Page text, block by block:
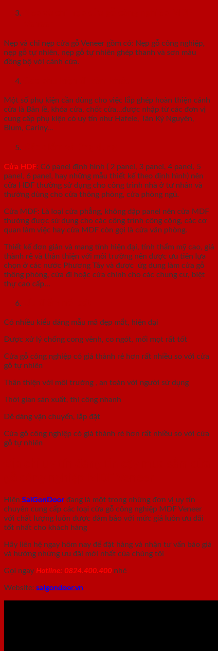
Nẹp và chỉ nẹp cửa gỗ Veneer gồm có: Nẹp gỗ công nghiệp,
nẹp gỗ tự nhiên, nẹp gỗ tự nhiên ghép thanh và sơn màu
đồng bộ với cánh cửa.
Một số phụ kiện cần dùng cho việc lắp ghép hoàn thiện cánh
cửa là Bản lề, khóa cửa, chốt cửa…được nhập từ các đơn vị
cung cấp phụ kiện có uy tín như Hafele, Tân Kỷ Nguyên,
Blum, Cariny…
Cửa HDF: Có panel định hình ( 2 panel, 3 panel, 4 panel, 5
panel, 6 panel, hay những mẫu thiết kế theo định hình) nên
cửa HDF thường sử dụng cho công trình nhà ở tư nhân và
thường dùng cho cửa thông phòng, cửa phòng ngủ.
Cửa MDF: Là loại cửa phẳng, không dập panel nên cửa MDF
thường được sử dụng cho các công trình công cộng, các cơ
quan làm việc hay cửa MDF còn gọi là cửa văn phòng.
Thiết kế đơn giản và mang tính hiện đại, tính thẩm mỹ cao, giá
thành rẻ và thân thiện với môi trường nên được ưu tiên lựa
chọn ở các nước Phương Tây và được ứg dụng làm cửa gỗ
thông phòng, cửa đi hoặc cửa chính cho các chung cư, biệt
thự cao cấp…
Có nhiều kiểu dáng mẫu mã đẹp mắt, hiện đại
Được xử lý chống cong vênh, co ngót, mối mọt rất tốt
Cửa gỗ công nghiệp có giá thành rẻ hơn rất nhiều so với cửa
gỗ tự nhiên
Thân thiện với môi trường , an toàn với người sử dụng
Thời gian sản xuất, thi công nhanh
Dễ dàng vận chuyển, lắp đặt
Cửa gỗ công nghiệp có giá thành rẻ hơn rất nhiều so với cửa
gỗ tự nhiên
Hiện SaiGonDoor đang là một trong những đơn vị uy tín
chuyên cung cấp các loại cửa gỗ công nghiệp MDF Veneer
với chất lượng luôn được đảm bảo với mức giá luôn ưu đãi
tốt nhất cho khách hàng
Hãy liên hệ ngay hôm nay để đặt hàng và nhận tư vấn báo giá
và hưởng những ưu đãi mới nhất của chúng tôi
Gọi ngay Hotline: 0824.400.400 nhé
Website: saigondoor.vn